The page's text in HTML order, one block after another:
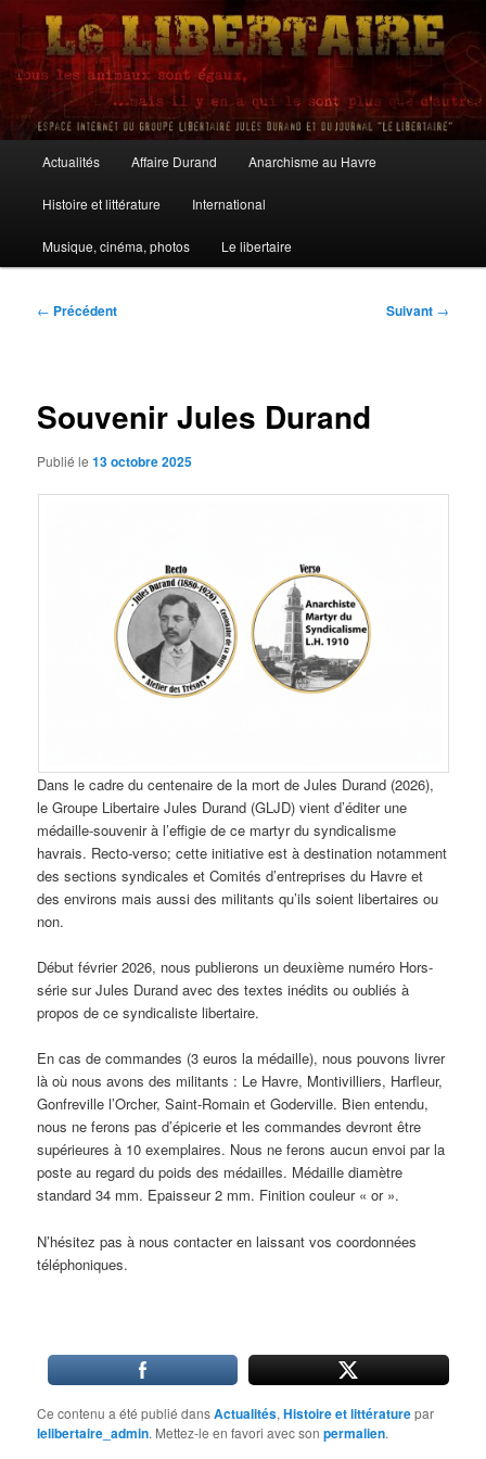
Aller
contenu
principalLe Libertaire
principal
Actualités Affaire Durand Anarchisme au Havre
Histoire et littérature International
Musique, cinéma, photos Le libertaire
Navigation
← Précédent Suivant →
Souvenir Jules Durand
Publié le13 octobre 2025
Dans le cadre du centenaire de la mort de Jules Durand (2026),
le Groupe Libertaire Jules Durand (GLJD) vient d’éditer une
médaille-souvenir à l’effigie de ce martyr du syndicalisme
havrais. Recto-verso; cette initiative est à destination notamment
des sections syndicales et Comités d’entreprises du Havre et
des environs mais aussi des militants qu’ils soient libertaires ou
non.
Début février 2026, nous publierons un deuxième numéro Hors-
série sur Jules Durand avec des textes inédits ou oubliés à
propos de ce syndicaliste libertaire.
En cas de commandes (3 euros la médaille), nous pouvons livrer
là où nous avons des militants : Le Havre, Montivilliers, Harfleur,
Gonfreville l’Orcher, Saint-Romain et Goderville. Bien entendu,
nous ne ferons pas d’épicerie et les commandes devront être
supérieures à 10 exemplaires. Nous ne ferons aucun envoi par la
poste au regard du poids des médailles. Médaille diamètre
standard 34 mm. Epaisseur 2 mm. Finition couleur « or ».
N’hésitez pas à nous contacter en laissant vos coordonnées
téléphoniques.
Ce contenu a été publié dansActualités,Histoire et littératurepar
lelibertaire_admin. Mettez-le en favori avec sonpermalien.